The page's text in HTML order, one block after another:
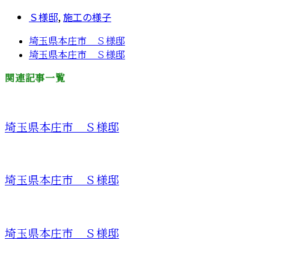
Ｓ様邸, 施工の様子
埼玉県本庄市 Ｓ様邸
埼玉県本庄市 Ｓ様邸
関連記事一覧
埼玉県本庄市 Ｓ様邸
埼玉県本庄市 Ｓ様邸
埼玉県本庄市 Ｓ様邸